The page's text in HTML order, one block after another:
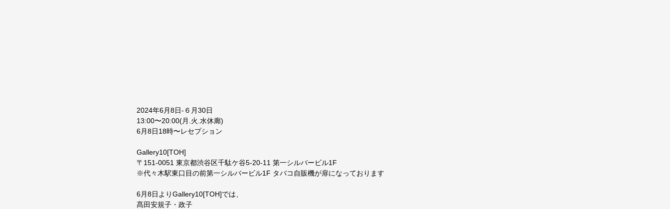
2024年6月8日-６月30日
13:00〜20:00(月.火.水休廊)
6月8日18時〜レセプション
Gallery10[TOH]
〒151-0051 東京都渋谷区千駄ケ谷5-20-11 第一シルバービル1F
※代々木駅東口目の前第一シルバービル1F タバコ自販機が扉になっております
6月8日よりGallery10[TOH]では、
髙田安規子・政子